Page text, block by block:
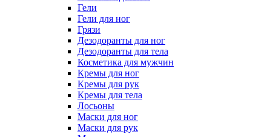
Гели
Гели для ног
Грязи
Дезодоранты для ног
Дезодоранты для тела
Косметика для мужчин
Кремы для ног
Кремы для рук
Кремы для тела
Лосьоны
Маски для ног
Маски для рук